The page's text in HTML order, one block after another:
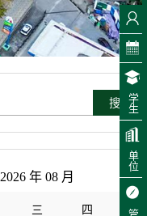
搜索
2026 年 08 月
三 四 五
学生
单位